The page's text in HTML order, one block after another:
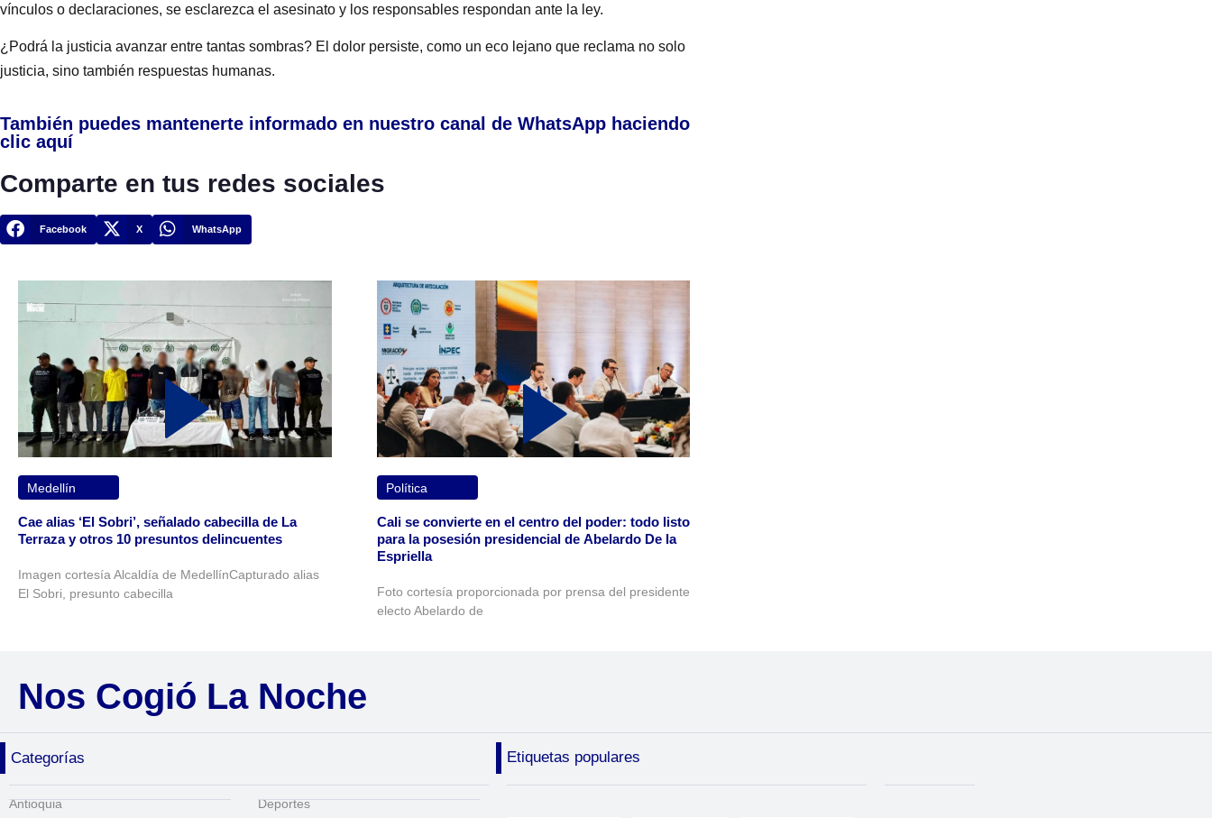
vínculos o declaraciones, se esclarezca el asesinato y los responsables respondan ante la ley.
¿Podrá la justicia avanzar entre tantas sombras? El dolor persiste, como un eco lejano que reclama no solo
justicia, sino también respuestas humanas.
También puedes mantenerte informado en nuestro canal de WhatsApp haciendo
clic aquí
Comparte en tus redes sociales
Facebook X WhatsApp
Medellín
Cae alias ‘El Sobri’, señalado cabecilla de La
Terraza y otros 10 presuntos delincuentes
Imagen cortesía Alcaldía de MedellínCapturado alias
El Sobri, presunto cabecilla
Política
Cali se convierte en el centro del poder: todo listo
para la posesión presidencial de Abelardo De la
Espriella
Foto cortesía proporcionada por prensa del presidente
electo Abelardo de
Nos Cogió La Noche
Categorías Etiquetas populares
Antioquia Deportes